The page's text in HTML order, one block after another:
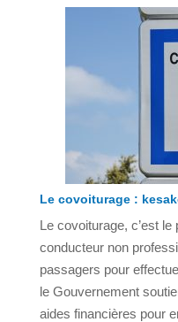
Le covoiturage :
Le covoiturage, c’est le
conducteur non
passagers pour
le Gouvernement
aides financières pour